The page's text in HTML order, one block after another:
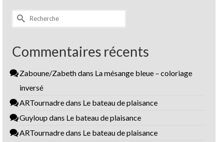
Rechercher :
Commentaires récents
Zaboune/Zabethdans La mésange bleue – coloriage
inversé
ARTournadredans Le bateau de plaisance
Guyloup dans Le bateau de plaisance
ARTournadredans Le bateau de plaisance